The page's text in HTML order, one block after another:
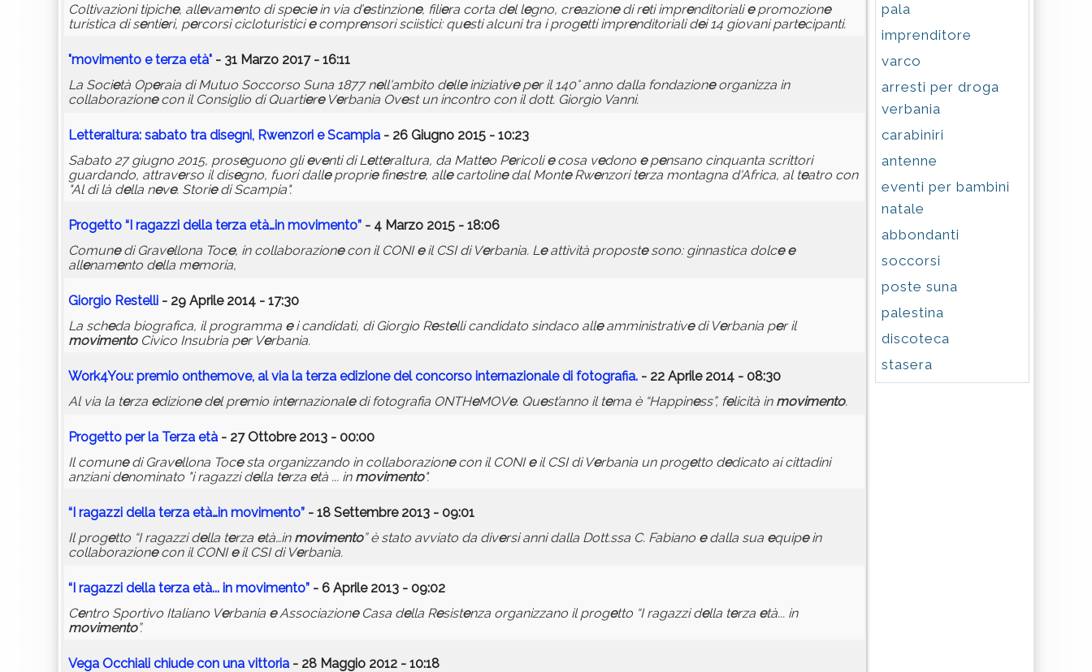
Coltivazioni tipiche, allevamento di speciein via d’estinzione, filiera corta del legno, creazionedi reti imprenditorialiepromozione
turistica di sentieri, percorsi cicloturisticiecomprensori sciistici: questi alcuni tra i progetti imprenditoriali dei 14 giovani partecipanti.
"movimento eterza età" - 31 Marzo 2017 - 16:11
La Società Operaia di Mutuo Soccorso Suna 1877 nell'ambito delleiniziativeper il 140° anno dalla fondazioneorganizza in
collaborazionecon il Consiglio di QuartiereVerbania Ovest un incontro con il dott. Giorgio Vanni.
Letteraltura: sabato tra disegni, Rwenzori eScampia - 26 Giugno 2015 - 10:23
Sabato 27 giugno 2015, proseguono glieventi di Letteraltura, da Matteo Pericoliecosa vedono epensano cinquanta scrittori
guardando, attraverso il disegno, fuori dallepropriefinestre, allecartolinedal MonteRwenzori terza montagna d'Africa, al teatro con
"Al di là della neve. Storiedi Scampia".
Progetto “I ragazzi della terza età…in movimento” - 4 Marzo 2015 - 18:06
Comunedi Gravellona Toce, in collaborazionecon il CONIeil CSI di Verbania. Leattività propostesono: ginnastica dolce e
allenamento della memoria,
Giorgio Restelli - 29 Aprile 2014 - 17:30
La scheda biografica, il programma ei candidati, di Giorgio Restelli candidato sindaco alleamministrativedi Verbania per il
movimentoCivico Insubria per Verbania.
Work4You: premio onthemove, al via la terza edizionedel concorso internazionaledi fotografia. - 22 Aprile 2014 - 08:30
Al via la terza edizionedel premio internazionaledi fotografia ONTHeMOVe. Quest’anno il tema è “Happiness”, felicità in movimento.
Progetto per la Terza età - 27 Ottobre 2013 - 00:00
Il comunedi Gravellona Tocesta organizzando in collaborazionecon il CONIeil CSI di Verbania un progetto dedicato ai cittadini
anziani denominato "i ragazzi della terza età ... in movimento".
“I ragazzi della terza età…in movimento” - 18 Settembre 2013 - 09:01
Il progetto “I ragazzi della terza età…in movimento” è stato avviato da diversi anni dalla Dott.ssa C. Fabiano edalla sua equipein
collaborazionecon il CONIeil CSI di Verbania.
“I ragazzi della terza età... in movimento” - 6 Aprile 2013 - 09:02
Centro Sportivo Italiano Verbania eAssociazioneCasa della Resistenza organizzano il progetto “I ragazzi della terza età... in
movimento”.
Vega Occhiali chiudecon una vittoria - 28 Maggio 2012 - 10:18
pala
imprenditore
varco
arresti per droga
verbania
carabiniri
antenne
eventi per bambini
natale
abbondanti
soccorsi
poste suna
palestina
discoteca
stasera